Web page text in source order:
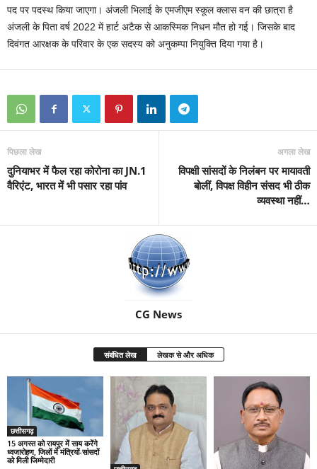
पद पर पदस्थ किया जाएगा। अंजली भिलाई के एमजीएम स्कूल क्लास वन की छात्रा है
अंजली के पिता वर्ष 2022 में हार्ट अटैक से आकस्मिक निधन मौत हो गई। जिसके बाद
दिवंगत आरक्षक के परिवार के एक सदस्य को अनुकम्पा नियुक्ति दिया गया है।
पिछला लेख
दुनियाभर में फैल रहा कोरोना का JN.1
वैरिएंट, भारत में भी पसार रहा पांव
अगला लेख
विपक्षी सांसदों के निलंबन पर मायावती
बोलीं, विपक्ष विहीन संसद भी ठीक
व्यवस्था नहीं…
CG News
संबंधित लेख लेखक से और अधिक
छत्तीसगढ़
15 अगस्त को रायपुर में साय करेंगे
ध्वजारोहण, जिलों में मंत्रियों-सांसदों
को मिली जिम्मेदारी